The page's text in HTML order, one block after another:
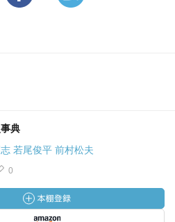
典
若尾俊平 前村松夫
0